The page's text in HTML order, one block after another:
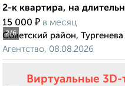
2/6
2-к квартира, на
15 000 ₽ в месяц
Советский район, Тургенева
Агентство, 08.08.2026
Виртуальные